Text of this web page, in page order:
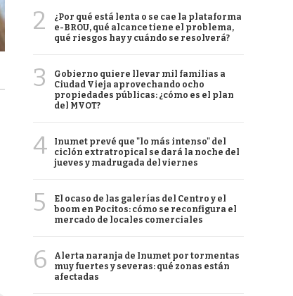
2
¿Por qué está lenta o se cae la plataforma
e-BROU, qué alcance tiene el problema,
qué riesgos hay y cuándo se resolverá?
3
Gobierno quiere llevar mil familias a
Ciudad Vieja aprovechando ocho
propiedades públicas: ¿cómo es el plan
del MVOT?
4
Inumet prevé que "lo más intenso" del
ciclón extratropical se dará la noche del
jueves y madrugada del viernes
5
El ocaso de las galerías del Centro y el
boom en Pocitos: cómo se reconfigura el
mercado de locales comerciales
6
Alerta naranja de Inumet por tormentas
muy fuertes y severas: qué zonas están
afectadas